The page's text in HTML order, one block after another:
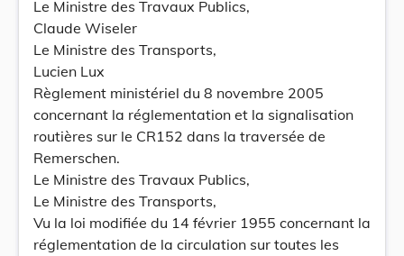
Le Ministre des Travaux Publics,
Claude Wiseler
Le Ministre des Transports,
Lucien Lux
Règlement ministériel du 8 novembre 2005
concernant la réglementation et la signalisation
routières sur le CR152 dans la traversée de
Remerschen.
Le Ministre des Travaux Publics,
Le Ministre des Transports,
Vu la loi modifiée du 14 février 1955 concernant la
réglementation de la circulation sur toutes les